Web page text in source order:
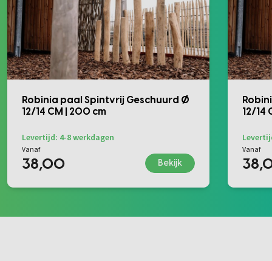
Robinia paal Spintvrij Geschuurd Ø
12/14 CM | 200 cm
Levertijd: 4-8 werkdagen
Vanaf
38,00 Bekijk
12/14
Vanaf